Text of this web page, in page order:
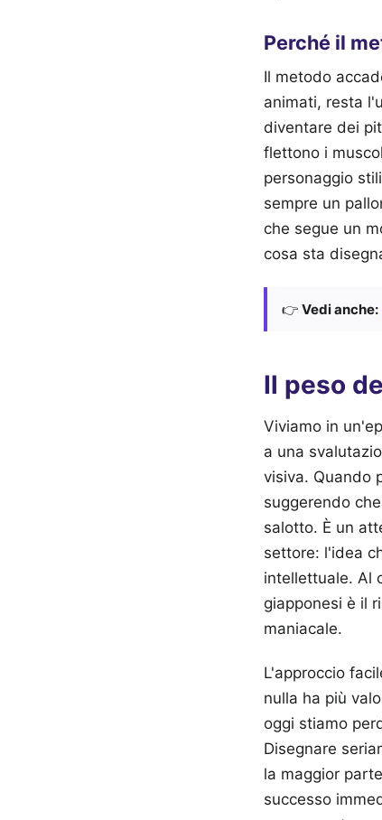
Perché il
Il metodo
animati, resta
diventare dei
flettono i
personaggio
sempre un
che segue un
cosa sta
👉 Vedi anche:
Il peso
Viviamo in
a una
visiva. Quando
suggerendo
salotto. È un
settore: l'idea
intellettuale. Al
giapponesi è il
maniacale.
L'approccio
nulla ha più
oggi stiamo
Disegnare
la maggior
successo